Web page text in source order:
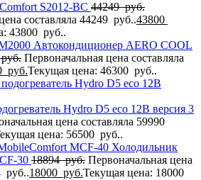
S2012-BC 44249руб.
составляла 44249 руб..43800
43800 руб..
Автокондиционер AERO COOL
Первоначальная цена составляла
руб.Текущая цена: 46300 руб..
Hydro D5 eco 12В версия 3
цена составляла 59990
цена: 56500 руб..
Холодильник
30 18894руб. Первоначальная цена
руб..18000 руб.Текущая цена: 18000